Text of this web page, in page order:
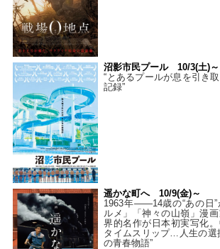
沼影市民プール 10/3(土)～
“とあるプールが息を引き
記録”
遥かな町へ 10/9(金)～
1963年――14歳の“あの日
ルメ」「神々の山嶺」漫
界的名作が日本初実写化
タイムスリップ…人生の選
の青春物語”